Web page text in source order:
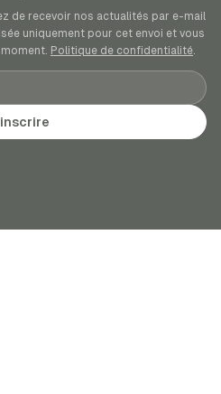
de recevoir nos actualités par e-mail
uniquement pour cet envoi et vous
Politique de confidentialité.